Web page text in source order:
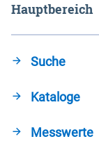
Hauptbereich
Suche
Kataloge
Messwerte